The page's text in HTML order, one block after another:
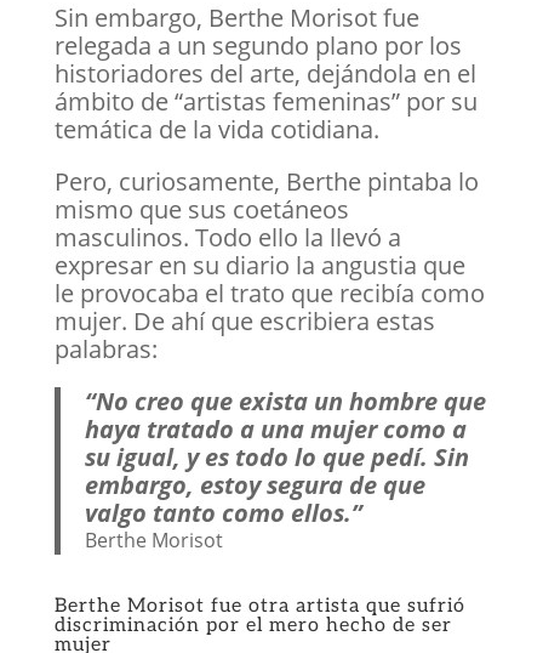
Sin embargo, Berthe Morisot fue
relegada a un segundo plano por los
historiadores del arte, dejándola en el
ámbito de “artistas femeninas” por su
temática de la vida cotidiana.
Pero, curiosamente, Berthe pintaba lo
mismo que sus coetáneos
masculinos. Todo ello la llevó a
expresar en su diario la angustia que
le provocaba el trato que recibía como
mujer. De ahí que escribiera estas
palabras:
“No creo que exista un hombre que
haya tratado a una mujer como a
su igual, y es todo lo que pedí. Sin
embargo, estoy segura de que
valgo tanto como ellos.”
Berthe Morisot
Berthe Morisot fue otra artista que sufrió
discriminación por el mero hecho de ser
mujer